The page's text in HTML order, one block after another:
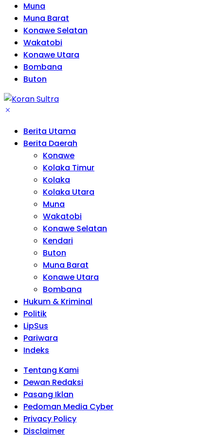
Muna
Muna Barat
Konawe Selatan
Wakatobi
Konawe Utara
Bombana
Buton
Berita Utama
Berita Daerah
Konawe
Kolaka Timur
Kolaka
Kolaka Utara
Muna
Wakatobi
Konawe Selatan
Kendari
Buton
Muna Barat
Konawe Utara
Bombana
Hukum & Kriminal
Politik
LipSus
Pariwara
Indeks
Tentang Kami
Dewan Redaksi
Pasang Iklan
Pedoman Media Cyber
Privacy Policy
Disclaimer